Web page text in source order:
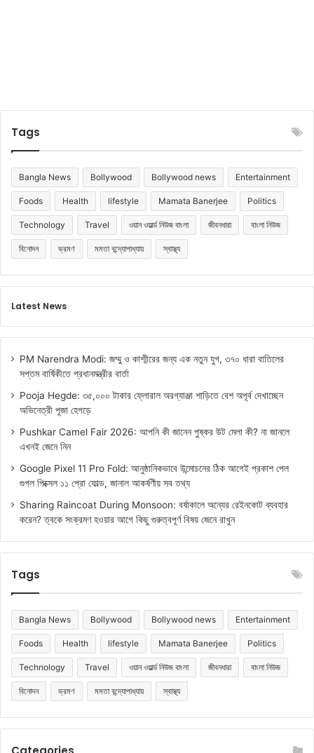
Tags
Bangla News Bollywood Bollywood news Entertainment
Foods Health lifestyle Mamata Banerjee Politics
Technology Travel ওয়ান ওয়ার্ল্ড নিউজ বাংলা জীবনধারা বাংলা নিউজ
বিনোদন ভ্রমণ মমতা বন্দ্যোপাধ্যায় স্বাস্থ্য
Latest News
PM Narendra Modi: জম্মু ও কাশ্মীরের জন্য এক নতুন যুগ, ৩৭০ ধারা বাতিলের
সপ্তম বার্ষিকীতে প্রধানমন্ত্রীর বার্তা
Pooja Hegde: ৩৫,০০০ টাকার ফ্লোরাল অরগ্যাঞ্জা শাড়িতে বেশ অপূর্ব দেখাচ্ছেন
অভিনেত্রী পূজা হেগড়ে
Pushkar Camel Fair 2026: আপনি কী জানেন পুষ্কর উট মেলা কী? না জানলে
এখনই জেনে নিন
Google Pixel 11 Pro Fold: আনুষ্ঠানিকভাবে উন্মোচনের ঠিক আগেই প্রকাশ পেল
গুগল পিক্সেল ১১ প্রো ফোল্ড, জানাল আকর্ষণীয় সব তথ্য
Sharing Raincoat During Monsoon: বর্ষাকালে অন্যের রেইনকোট ব্যবহার
করেন? ত্বকে সংক্রমণ হওয়ার আগে কিছু গুরুত্বপূর্ণ বিষয় জেনে রাখুন
Tags
Bangla News Bollywood Bollywood news Entertainment
Foods Health lifestyle Mamata Banerjee Politics
Technology Travel ওয়ান ওয়ার্ল্ড নিউজ বাংলা জীবনধারা বাংলা নিউজ
বিনোদন ভ্রমণ মমতা বন্দ্যোপাধ্যায় স্বাস্থ্য